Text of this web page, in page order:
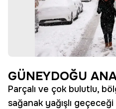
GÜNEYDOĞU
Parçalı ve çok bulutlu,
sağanak yağışlı